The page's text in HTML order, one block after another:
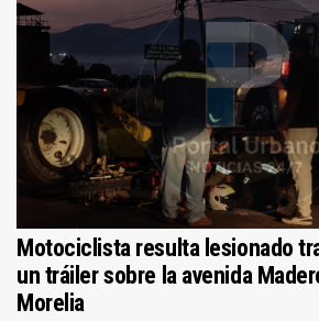
Motociclista resulta lesionado
un tráiler sobre la avenida
Morelia